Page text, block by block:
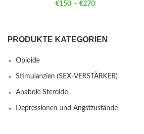
€150 – €270
PRODUKTE KATEGORIEN
Opioide
Stimulanzien (SEX-VERSTÄRKER)
Anabole Steroide
Depressionen und Angstzustände